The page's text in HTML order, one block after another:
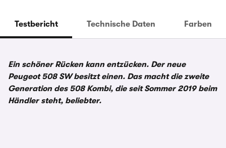
Testbericht Technische Daten Farben
Ein schöner Rücken kann entzücken. Der neue
Peugeot 508 SW besitzt einen. Das macht die zweite
Generation des 508 Kombi, die seit Sommer 2019 beim
Händler steht, beliebter.